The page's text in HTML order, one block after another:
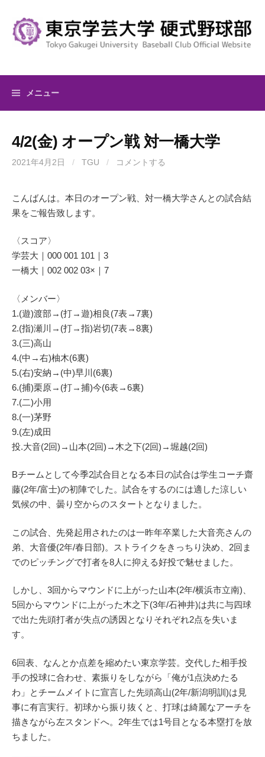
キ
メニュー
4/2(金) オープン戦 対一橋大学
2021年4月2日 / TGU / コメントする
こんばんは。本日のオープン戦、対一橋大学さんとの試合結
果をご報告致します。
〈スコア〉
学芸大｜000 001 101｜3
一橋大｜002 002 03×｜7
〈メンバー〉
1.(遊)渡部→(打→遊)相良(7表→7裏)
2.(指)瀬川→(打→指)岩切(7表→8裏)
3.(三)高山
4.(中→右)柚木(6裏)
5.(右)安納→(中)早川(6裏)
6.(捕)栗原→(打→捕)今(6表→6裏)
7.(二)小用
8.(一)茅野
9.(左)成田
投.大音(2回)→山本(2回)→木之下(2回)→堀越(2回)
Bチームとして今季2試合目となる本日の試合は学生コーチ齋
藤(2年/富士)の初陣でした。試合をするのには適した涼しい
気候の中、曇り空からのスタートとなりました。
この試合、先発起用されたのは一昨年卒業した大音亮さんの
弟、大音優(2年/春日部)。ストライクをきっちり決め、2回ま
でのピッチングで打者を8人に抑える好投で魅せました。
しかし、3回からマウンドに上がった山本(2年/横浜市立南)、
5回からマウンドに上がった木之下(3年/石神井)は共に与四球
で出た先頭打者が失点の誘因となりそれぞれ2点を失いま
す。
6回表、なんとか点差を縮めたい東京学芸。交代した相手投
手の投球に合わせ、素振りをしながら「俺が1点決めたる
わ」とチームメイトに宣言した先頭高山(2年/新潟明訓)は見
事に有言実行。初球から振り抜くと、打球は綺麗なアーチを
描きながら左スタンドへ。2年生では1号目となる本塁打を放
ちました。